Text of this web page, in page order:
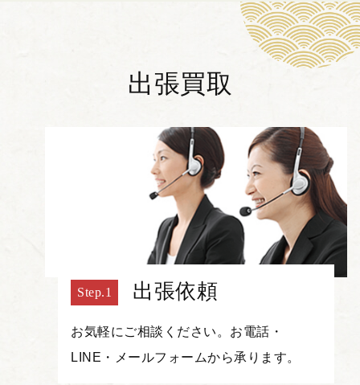
出張買取
出張依頼
お気軽にご相談ください。お電話・
LINE・メールフォームから承ります。